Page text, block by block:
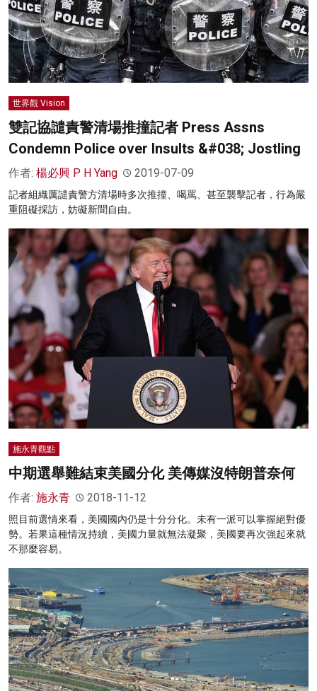
世界觀 Vision
雙記協譴責警清場推撞記者 Press Assns
Condemn Police over Insults &#038; Jostling
作者: 楊必興 P H Yang 2019-07-09
記者組織厲譴責警方清場時多次推撞、喝罵、甚至襲擊記者，行為嚴
重阻礙採訪，妨礙新聞自由。
施永青觀點
中期選舉難結束美國分化 美傳媒沒特朗普奈何
作者: 施永青 2018-11-12
照目前選情來看，美國國內仍是十分分化。未有一派可以掌握絕對優
勢。若果這種情況持續，美國力量就無法凝聚，美國要再次強起來就
不那麼容易。